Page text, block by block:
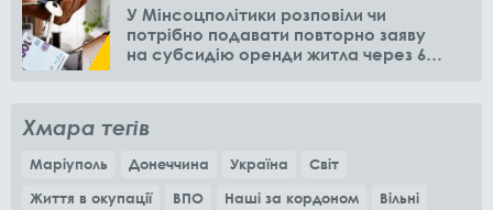
У Мінсоцполітики розповіли чи
потрібно подавати повторно заяву
на субсидію оренди житла через 6
Хмара тегів
Маріуполь Донеччина Україна
Світ
Життя в окупації
ВПО Наші за кордоном
Вільні